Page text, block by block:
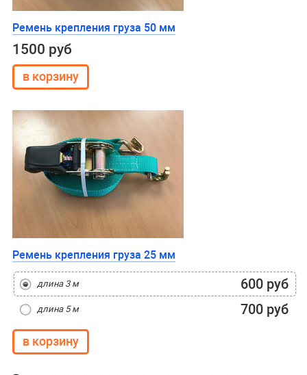
Ремень крепления груза 50 мм
1500 руб
Ремень крепления груза 25 мм
длина 3 м 600 руб
длина 5 м 700 руб